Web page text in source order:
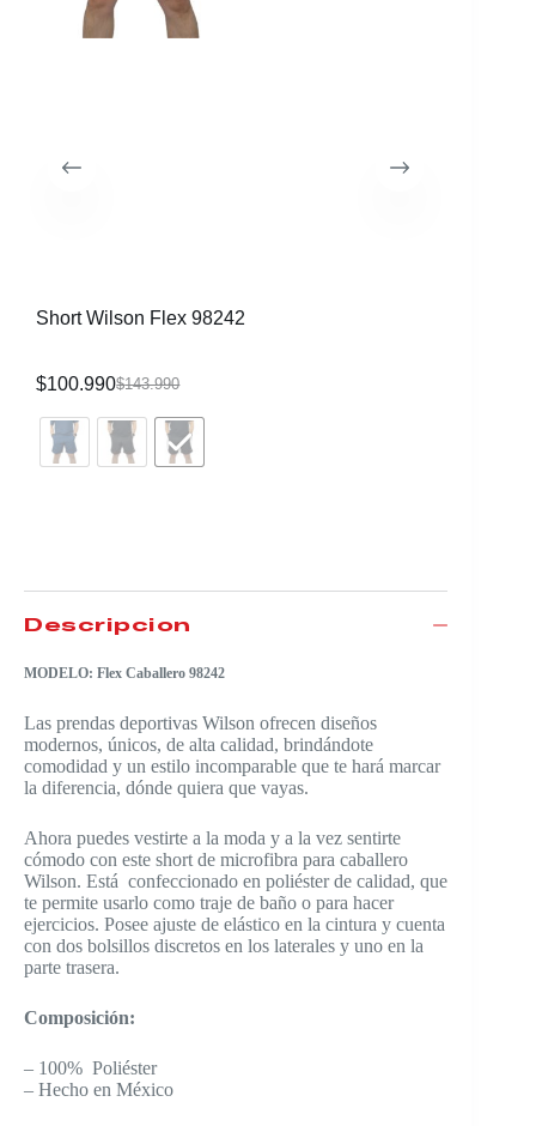
Short Wilson Flex 98242
$143.990
$100.990
Descripción
MODELO: Flex Caballero 98242
Las prendas deportivas Wilson ofrecen diseños
modernos, únicos, de alta calidad, brindándote
comodidad y un estilo incomparable que te hará marcar
la diferencia, dónde quiera que vayas.
Ahora puedes vestirte a la moda y a la vez sentirte
cómodo con este short de microfibra para caballero
Wilson. Está confeccionado en poliéster de calidad, que
te permite usarlo como traje de baño o para hacer
ejercicios. Posee ajuste de elástico en la cintura y cuenta
con dos bolsillos discretos en los laterales y uno en la
parte trasera.
Composición:
– 100% Poliéster
– Hecho en México